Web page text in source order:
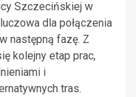
Szczecińskiej w
dla połączenia
następną fazę. Z
kolejny etap prac,
i
tras.